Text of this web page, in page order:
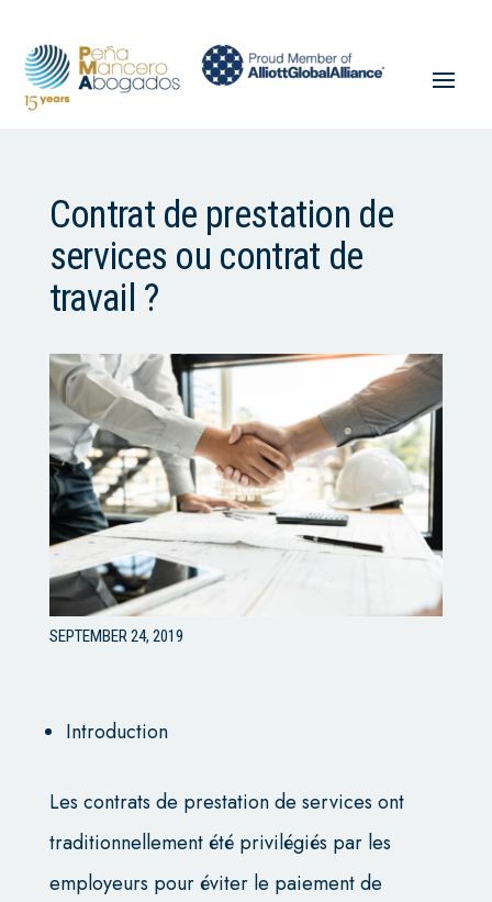
Contrat de prestation de
services ou contrat de
travail ?
SEPTEMBER 24, 2019
Introduction
Les contrats de prestation de services ont
traditionnellement été privilégiés par les
employeurs pour éviter le paiement de